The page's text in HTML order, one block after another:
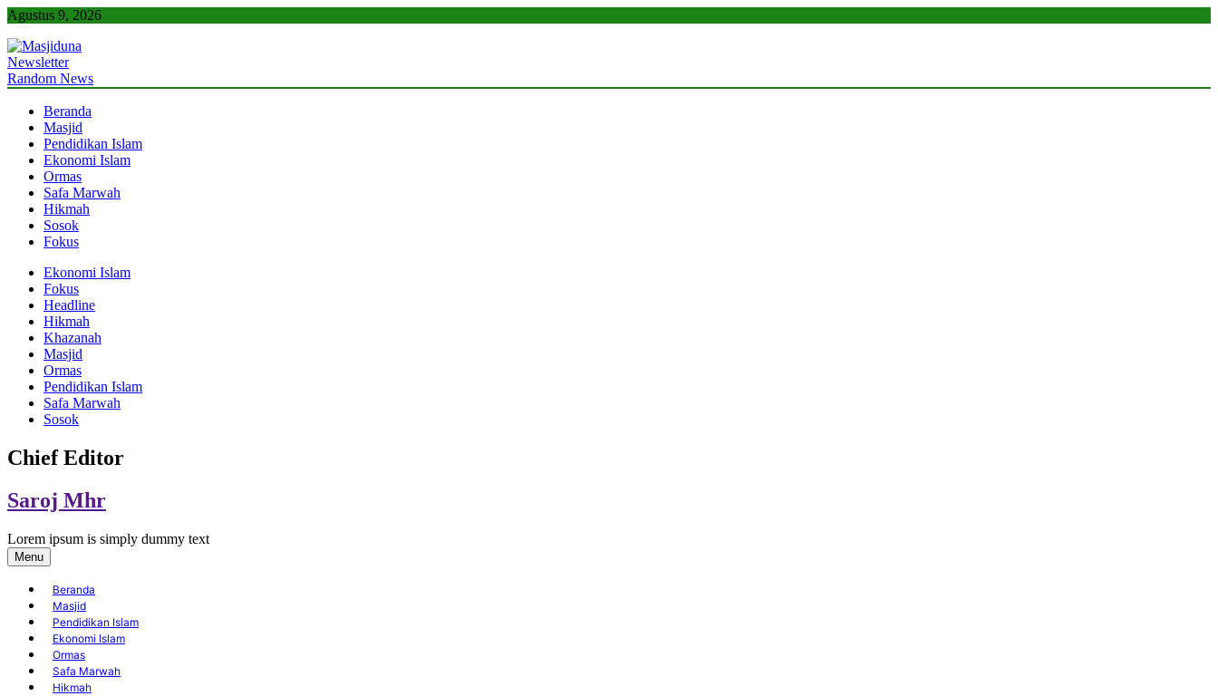
Skip
content
Agustus 9, 2026
Masjiduna
Referensi Berita Islam Indonesia
Newsletter
Random News
Beranda
Masjid
Pendidikan Islam
Ekonomi Islam
Ormas
Safa Marwah
Hikmah
Sosok
Fokus
Ekonomi Islam
Fokus
Headline
Hikmah
Khazanah
Masjid
Ormas
Pendidikan Islam
Safa Marwah
Sosok
Chief Editor
Saroj Mhr
Lorem ipsum is simply dummy text
Menu
Beranda
Masjid
Pendidikan Islam
Ekonomi Islam
Ormas
Safa Marwah
Hikmah